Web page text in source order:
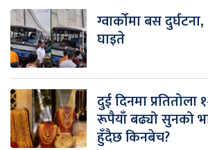
ग्वार्कोमा बस
घाइते
दुई दिनमा
रूपैयाँ बढ्यो सुनको
हुँदैछ किनबेच?